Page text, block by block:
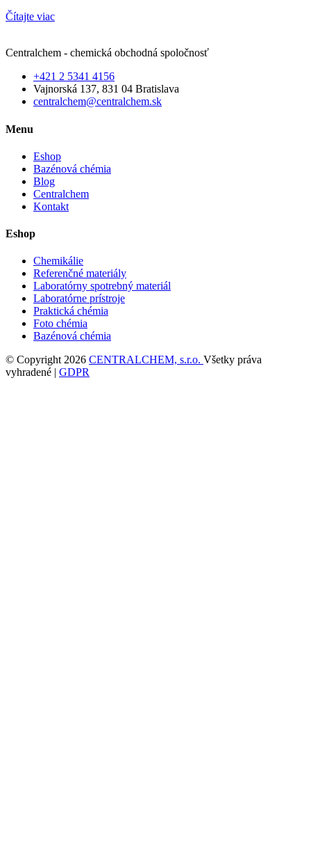
Čítajte viac
Centralchem - chemická obchodná spoločnosť
+421 2 5341 4156
Vajnorská 137, 831 04 Bratislava
centralchem@centralchem.sk
Menu
Eshop
Bazénová chémia
Blog
Centralchem
Kontakt
Eshop
Chemikálie
Referenčné materiály
Laboratórny spotrebný materiál
Laboratórne prístroje
Praktická chémia
Foto chémia
Bazénová chémia
© Copyright 2026 CENTRALCHEM, s.r.o. Všetky práva
vyhradené | GDPR